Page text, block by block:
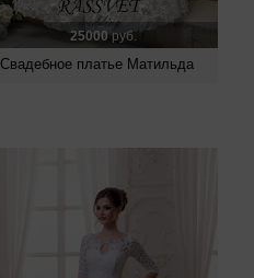
25000руб.
Свадебное платье Матильда